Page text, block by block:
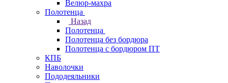
Велюр-махра
Полотенца
Назад
Полотенца
Полотенца без бордюра
Полотенца с бордюром ПТ
КПБ
Наволочки
Пододеяльники